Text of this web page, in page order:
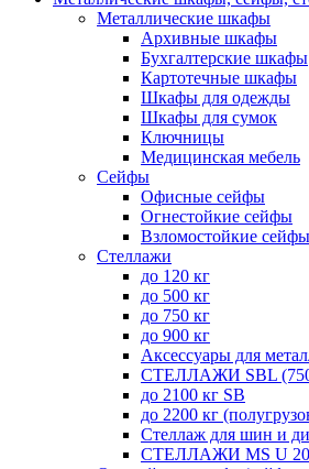
Металлические шкафы
Архивные шкафы
Бухгалтерские шкафы
Картотечные шкафы
Шкафы для одежды
Шкафы для сумок
Ключницы
Медицинская мебель
Сейфы
Офисные сейфы
Огнестойкие сейфы
Взломостойкие сейфы
Стеллажи
до 120 кг
до 500 кг
до 750 кг
до 900 кг
Аксессуары для
СТЕЛЛАЖИ SBL
до 2100 кг SB
до 2200 кг
Стеллаж для шин и
СТЕЛЛАЖИ MS U